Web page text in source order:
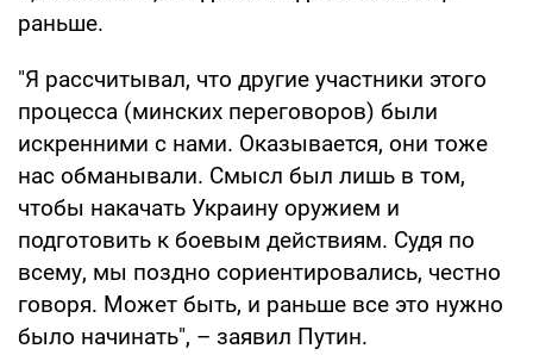
раньше.
"Я рассчитывал, что другие участники этого
процесса (минских переговоров) были
искренними с нами. Оказывается, они тоже
нас обманывали. Смысл был лишь в том,
чтобы накачать Украину оружием и
подготовить к боевым действиям. Судя по
всему, мы поздно сориентировались, честно
говоря. Может быть, и раньше все это нужно
было начинать", – заявил Путин.